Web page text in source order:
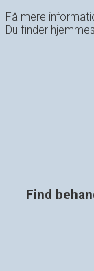
Få mere
Du finder
Find